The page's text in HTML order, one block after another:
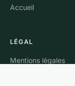
Accueil
LÉGAL
Mentions légales